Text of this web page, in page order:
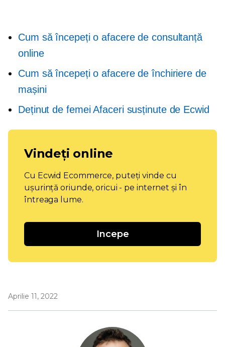
Cum să începeți o afacere de consultanță
online
Cum să începeți o afacere de închiriere de
mașini
Deținut de femeiAfaceri susținute de Ecwid
Vindeți online
Cu Ecwid Ecommerce, puteți vinde cu
ușurință oriunde, oricui - pe internet și în
întreaga lume.
Incepe
Aprilie 11, 2022